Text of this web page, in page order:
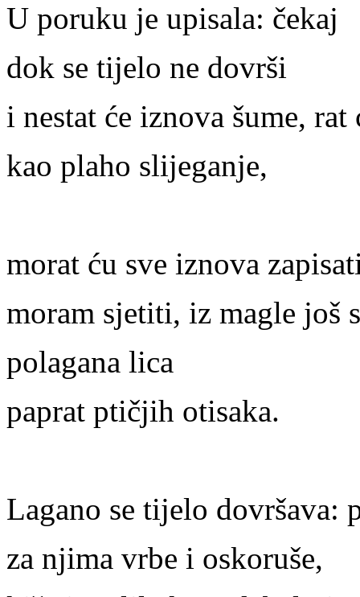
U poruku je upisala: čekaj
dok se tijelo ne dovrši
i nestat će iznova šume, rat
kao plaho slijeganje,
morat ću sve iznova
moram sjetiti, iz magle još
polagana lica
paprat ptičjih otisaka.
Lagano se tijelo dovršava:
za njima vrbe i oskoruše,